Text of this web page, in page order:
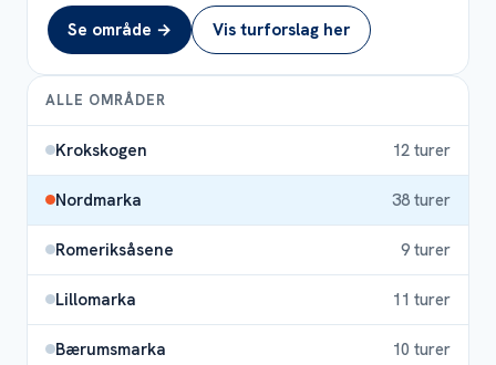
Se område → Vis turforslag her
ALLE OMRÅDER
Krokskogen 12 turer
Nordmarka 38 turer
Romeriksåsene 9 turer
Lillomarka 11 turer
Bærumsmarka 10 turer